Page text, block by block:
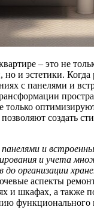
– это не
и эстетики. Когда
с панелями и
создать
и
и учета
организации
аспекты
и шкафах, а также
функционального